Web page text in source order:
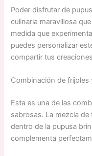
Poder disfrutar de
culinaria maravillosa
medida que
puedes personalizar
compartir tus
Combinación de frijoles
Esta es una de las
sabrosas. La mezcla
dentro de la pupusa
complementa